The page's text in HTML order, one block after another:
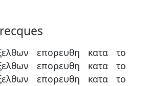
επορευθη
επορευθη
επορευθη
κατα
κατα
κατα
το
το
το